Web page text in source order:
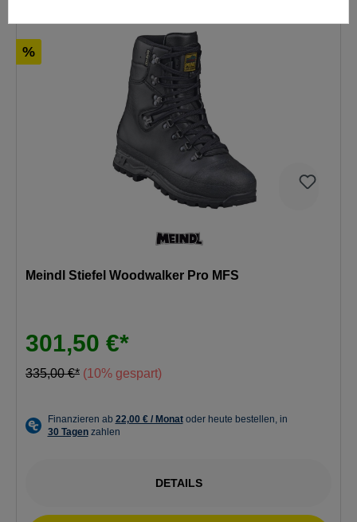
%
Meindl Stiefel Woodwalker Pro MFS
301,50 €*
335,00 €* (10% gespart)
DETAILS